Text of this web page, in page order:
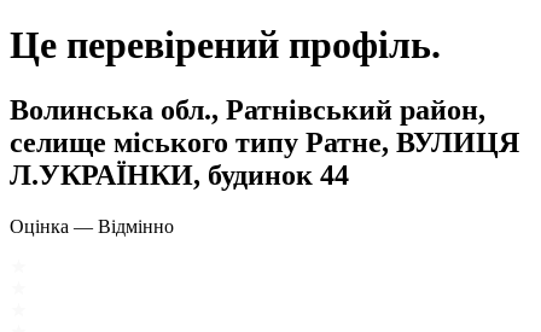
Це перевірений профіль.
Волинська обл., Ратнівський район,
селище міського типу Ратне, ВУЛИЦЯ
Л.УКРАЇНКИ, будинок 44
Оцінка — Відмінно